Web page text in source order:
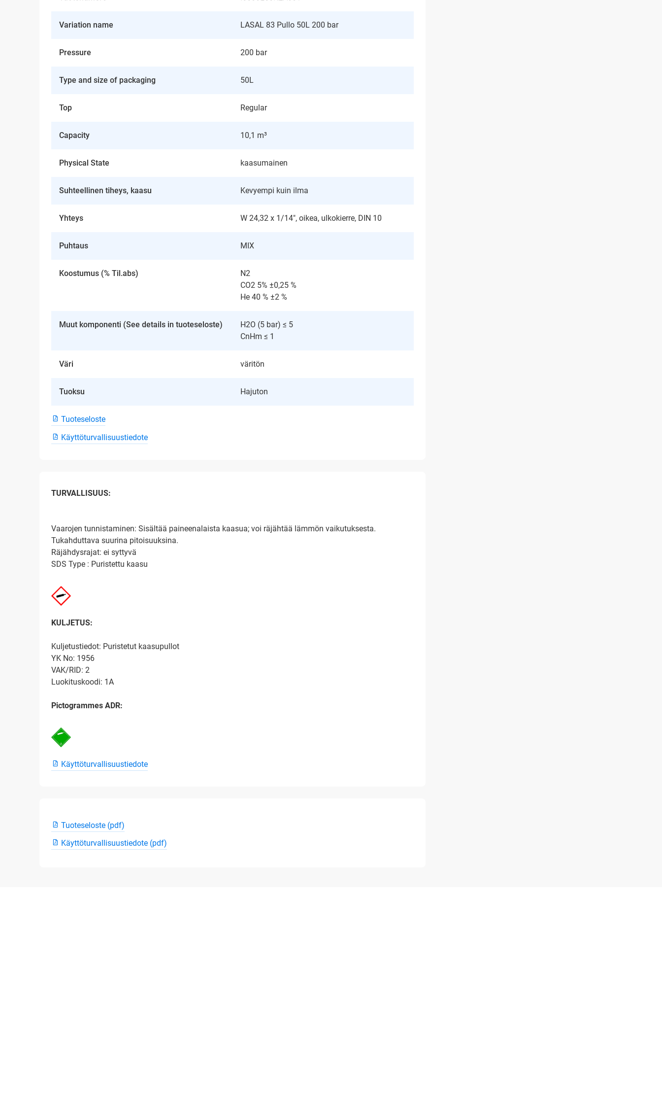
Variation name LASAL 83 Pullo 50L 200 bar
Pressure 200 bar
Type and size of packaging 50L
Top Regular
Capacity 10,1 m³
Physical State kaasumainen
Suhteellinen tiheys, kaasu Kevyempi kuin ilma
Yhteys W 24,32 x 1/14", oikea, ulkokierre, DIN 10
Puhtaus MIX
Koostumus (% Til.abs)
N2
CO2 5% ±0,25 %
He 40 % ±2 %
Muut komponenti (See details in tuoteseloste)
H2O (5 bar) ≤ 5
CnHm ≤ 1
Väri väritön
Tuoksu Hajuton
Tuoteseloste
Käyttöturvallisuustiedote
TURVALLISUUS:
Vaarojen tunnistaminen: Sisältää paineenalaista kaasua; voi räjähtää lämmön vaikutuksesta.
Tukahduttava suurina pitoisuuksina.
Räjähdysrajat: ei syttyvä
SDS Type : Puristettu kaasu
KULJETUS:
Kuljetustiedot: Puristetut kaasupullot
YK No: 1956
VAK/RID: 2
Luokituskoodi: 1A
Pictogrammes ADR:
Käyttöturvallisuustiedote
Tuoteseloste (pdf)
Käyttöturvallisuustiedote (pdf)